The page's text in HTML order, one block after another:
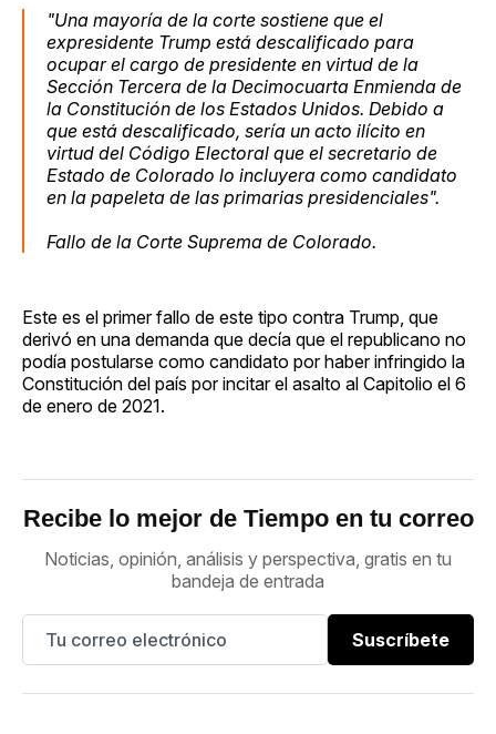
"Una mayoría de la corte sostiene que el
expresidente Trump está descalificado para
ocupar el cargo de presidente en virtud de la
Sección Tercera de la Decimocuarta Enmienda de
la Constitución de los Estados Unidos. Debido a
que está descalificado, sería un acto ilícito en
virtud del Código Electoral que el secretario de
Estado de Colorado lo incluyera como candidato
en la papeleta de las primarias presidenciales".
Fallo de la Corte Suprema de Colorado.
Este es el primer fallo de este tipo contra Trump, que
derivó en una demanda que decía que el republicano no
podía postularse como candidato por haber infringido la
Constitución del país por incitar el asalto al Capitolio el 6
de enero de 2021.
Recibe lo mejor de Tiempo en tu correo
Noticias, opinión, análisis y perspectiva, gratis en tu
bandeja de entrada
Suscríbete